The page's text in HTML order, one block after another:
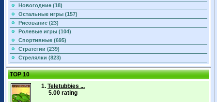
Новогодние (18)
Остальные игры (157)
Рисование (23)
Ролевые игры (104)
Спортивные (695)
Стратегии (239)
Стрелялки (823)
TOP 10
1. Teletubbies ...
5.00 rating